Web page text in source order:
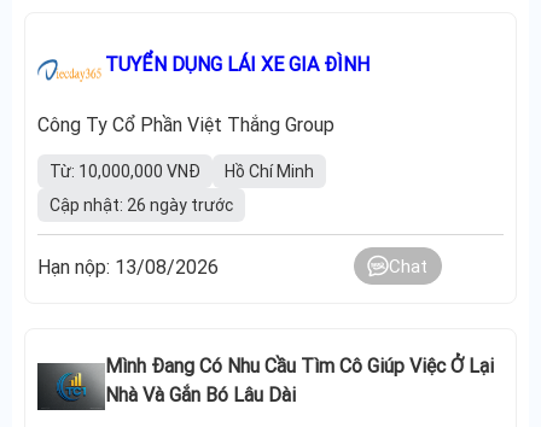
TUYỂN DỤNG LÁI XE GIA ĐÌNH
Công Ty Cổ Phần Việt Thắng Group
Từ: 10,000,000 VNĐ
Hồ Chí Minh
Cập nhật: 26 ngày trước
Hạn nộp: 13/08/2026 Chat
Mình Đang Có Nhu Cầu Tìm Cô Giúp Việc Ở Lại
Nhà Và Gắn Bó Lâu Dài